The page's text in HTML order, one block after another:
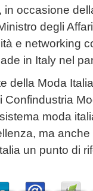
in occasione
degli
e networking
in Italy nel
della Moda
Confindustria
moda
ma
un punto di